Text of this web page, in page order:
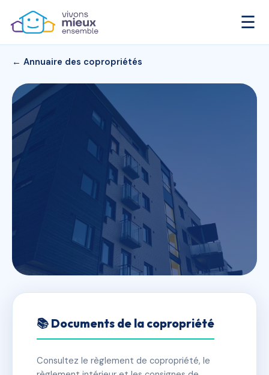
☰
← Annuaire des copropriétés
PALAIS DES PINS
✓ Immatriculée 🏠 49 lots 🏗 1 bâtiment(s)
📚 Documents de la copropriété
Consultez le règlement de copropriété, le